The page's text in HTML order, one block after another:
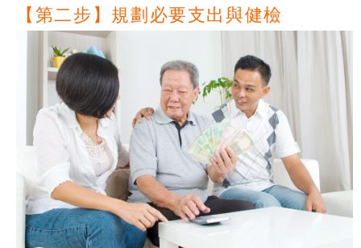
【第二步】規劃必要支出與健檢